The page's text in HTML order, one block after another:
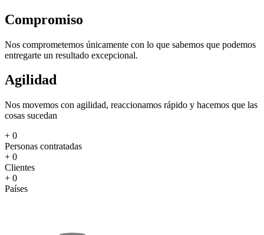
Compromiso
Nos comprometemos únicamente con lo que sabemos que podemos
entregarte un resultado excepcional.
Agilidad
Nos movemos con agilidad, reaccionamos rápido y hacemos que las
cosas sucedan
+ 0
Personas contratadas
+ 0
Clientes
+ 0
Países